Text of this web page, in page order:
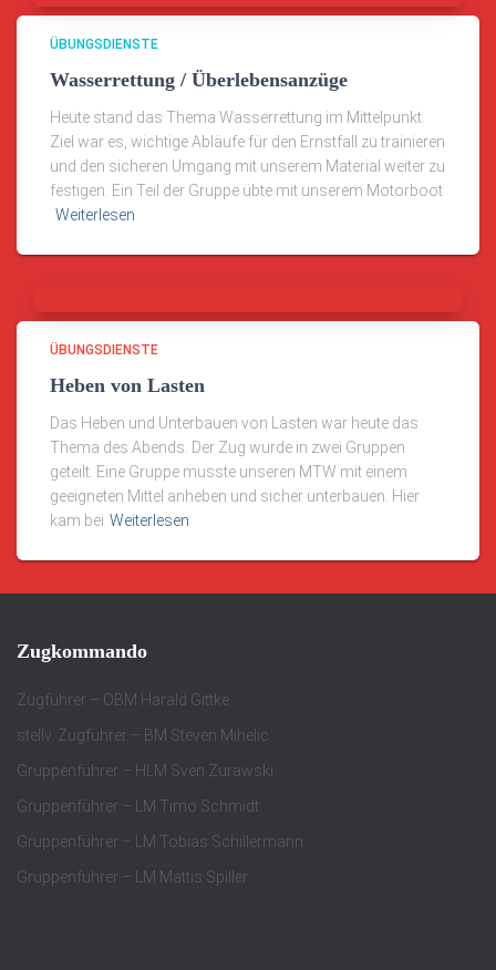
ÜBUNGSDIENSTE
Wasserrettung / Überlebensanzüge
Heute stand das Thema Wasserrettung im Mittelpunkt.
Ziel war es, wichtige Abläufe für den Ernstfall zu trainieren
und den sicheren Umgang mit unserem Material weiter zu
festigen. Ein Teil der Gruppe übte mit unserem Motorboot
Weiterlesen
ÜBUNGSDIENSTE
Heben von Lasten
Das Heben und Unterbauen von Lasten war heute das
Thema des Abends. Der Zug wurde in zwei Gruppen
geteilt. Eine Gruppe musste unseren MTW mit einem
geeigneten Mittel anheben und sicher unterbauen. Hier
kam bei Weiterlesen
Zugkommando
Zugführer – OBM Harald Gittke
stellv. Zugführer – BM Steven Mihelic
Gruppenführer – HLM Sven Zurawski
Gruppenführer – LM Timo Schmidt
Gruppenführer – LM Tobias Schillermann
Gruppenführer – LM Mattis Spiller